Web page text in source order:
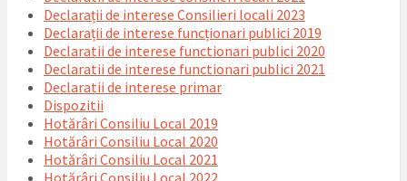
Declarații de interese Consilieri locali 2023
Declarații de interese funcționari publici 2019
Declaratii de interese functionari publici 2020
Declaratii de interese functionari publici 2021
Declaratii de interese primar
Dispozitii
Hotărâri Consiliu Local 2019
Hotărâri Consiliu Local 2020
Hotărâri Consiliu Local 2021